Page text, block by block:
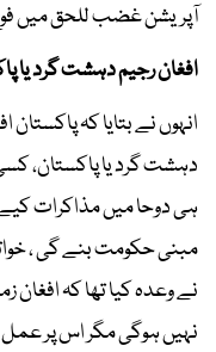
آپریشن غضب للحق میں
افغان رجیم دہشت گرد یا
انہوں نے بتایا کہ
دہشت گرد یا پاکستان،
ہی دوحا میں مذاکرات
مبنی حکومت بنے گی ،
نے وعدہ کیا تھا کہ
نہیں ہوگی مگر اس پر